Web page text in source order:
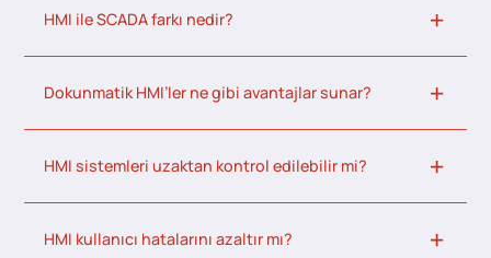
HMI ile SCADA farkı nedir?
Dokunmatik HMI’ler ne gibi avantajlar sunar?
HMI sistemleri uzaktan kontrol edilebilir mi?
HMI kullanıcı hatalarını azaltır mı?